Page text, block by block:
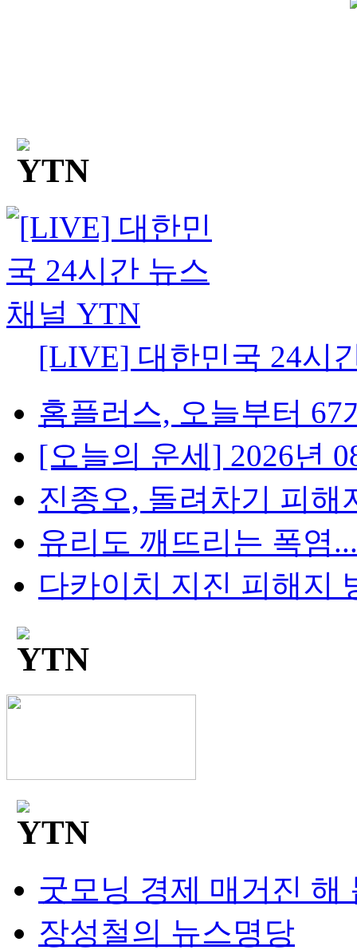
[LIVE] 대한민국 24시
홈플러스, 오늘부터 67
[오늘의 운세] 2026년
진종오, 돌려차기 피해
유리도 깨뜨리는 폭염
다카이치 지진 피해지
굿모닝 경제 매거진 해
장성철의 뉴스명당